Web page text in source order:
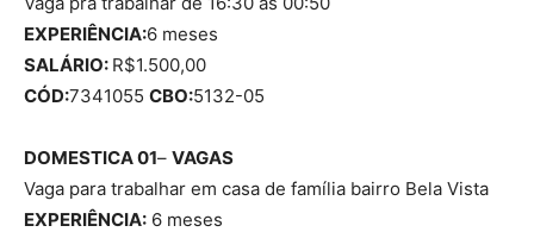
EXPERIÊNCIA:6 meses
SALÁRIO: R$1.500,00
CÓD:7341055 CBO:5132-05
DOMESTICA 01– VAGAS
Vaga para trabalhar em casa de família bairro Bela Vista
EXPERIÊNCIA: 6 meses